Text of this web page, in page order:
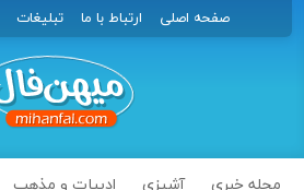
صفحه اصلی ارتباط با ما تبلیغات
مجله خبری آشپزی ادبیات و مذهب